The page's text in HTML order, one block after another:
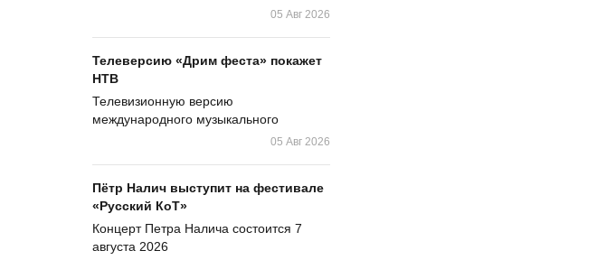
05 Авг 2026
Телеверсию «Дрим феста» покажет
НТВ
Телевизионную версию
международного музыкального
05 Авг 2026
Пётр Налич выступит на фестивале
«Русский КоТ»
Концерт Петра Налича состоится 7
августа 2026